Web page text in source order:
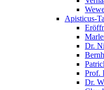
Apisticus-
Dr.
Prof.
Dr.